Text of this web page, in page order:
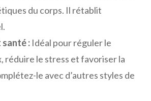
du corps. Il rétablit
: Idéal pour réguler le
réduire le stress et favoriser la
le avec d’autres styles de